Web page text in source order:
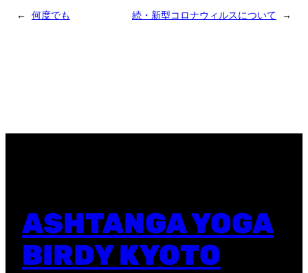
← 何度でも 続・新型コロナウィルスについて →
ASHTANGA YOGA
BIRDY KYOTO